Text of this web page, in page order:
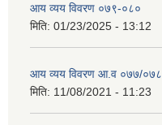
आय व्यय विवरण ०७९-०८०
मिति: 01/23/2025 - 13:12
आय व्यय विवरण आ.व ०७७/०७८
मिति: 11/08/2021 - 11:23